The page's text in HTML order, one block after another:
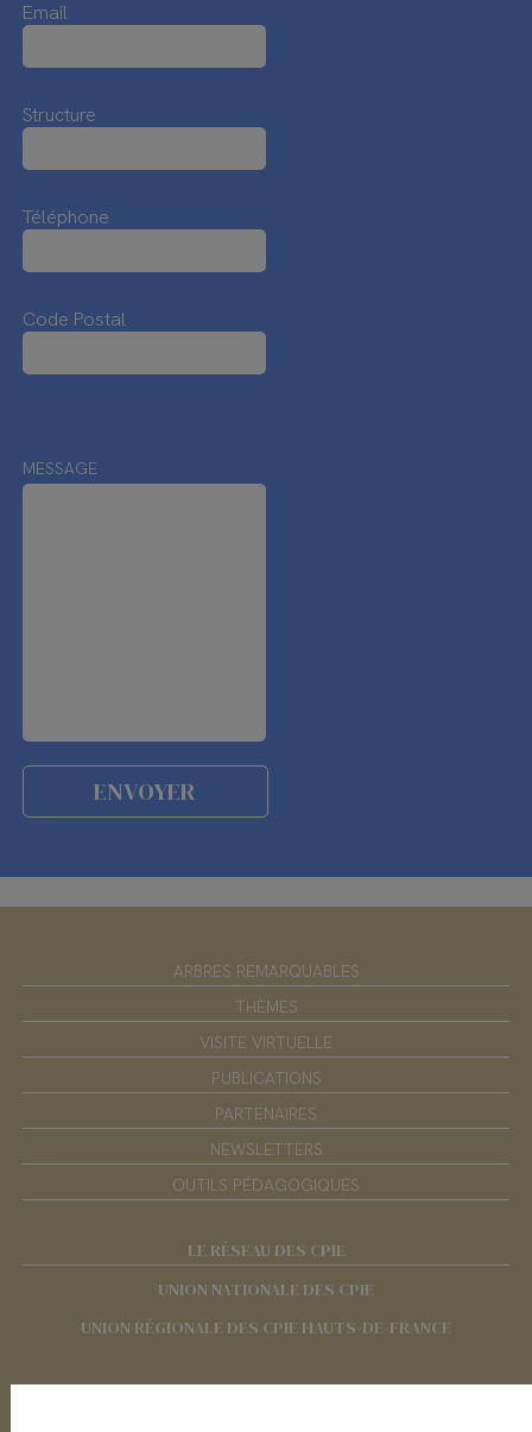
Email
Structure
Téléphone
Code Postal
MESSAGE
ARBRES REMARQUABLES
THÈMES
VISITE VIRTUELLE
PUBLICATIONS
PARTENAIRES
NEWSLETTERS
OUTILS PÉDAGOGIQUES
LE RÉSEAU DES CPIE
UNION NATIONALE DES CPIE
UNION RÉGIONALE DES CPIE HAUTS-DE-FRANCE